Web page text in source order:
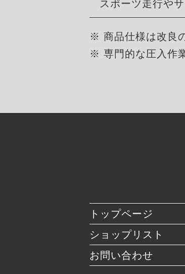
スポーツ走行や
※ 商品仕様は改良
※ 専門的な圧入作
トップページ
ショップリスト
お問い合わせ